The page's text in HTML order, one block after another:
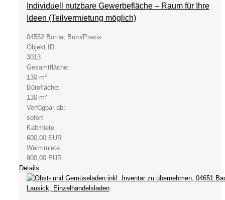
Individuell nutzbare Gewerbefläche – Raum für Ihre
Ideen (Teilvermietung möglich)
04552 Borna, Büro/Praxis
Objekt ID:
3013
Gesamtfläche:
130 m²
Bürofläche:
130 m²
Verfügbar ab:
sofort
Kaltmiete
600,00 EUR
Warmmiete
900,00 EUR
Details